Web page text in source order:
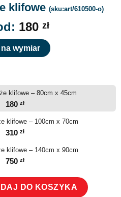
klifowe (sku:art/610500-o)
180 zł
wymiar
klifowe – 80cm x 45cm
180 zł
klifowe – 100cm x 70cm
310 zł
klifowe – 140cm x 90cm
750 zł
klifowe
DO KOSZYKA